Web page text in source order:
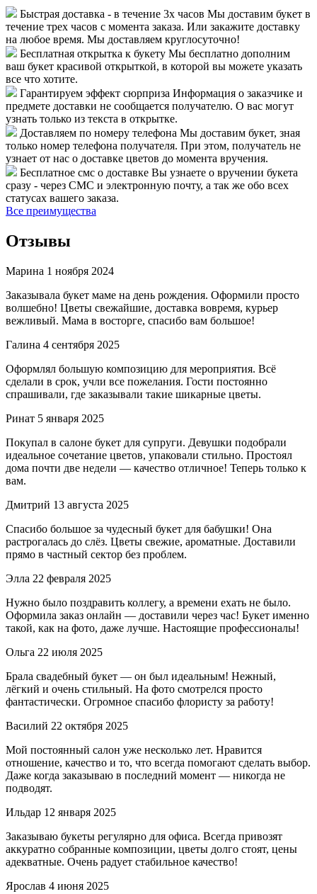
Быстрая доставка - в течение 3х часов Мы доставим букет в
течение трех часов с момента заказа. Или закажите доставку
на любое время. Мы доставляем круглосуточно!
Бесплатная открытка к букету Мы бесплатно дополним
ваш букет красивой открыткой, в которой вы можете указать
все что хотите.
Гарантируем эффект сюрприза Информация о заказчике и
предмете доставки не сообщается получателю. О вас могут
узнать только из текста в открытке.
Доставляем по номеру телефона Мы доставим букет, зная
только номер телефона получателя. При этом, получатель не
узнает от нас о доставке цветов до момента вручения.
Бесплатное смс о доставке Вы узнаете о вручении букета
сразу - через СМС и электронную почту, а так же обо всех
статусах вашего заказа.
Все преимущества
Отзывы
Марина 1 ноября 2024
Заказывала букет маме на день рождения. Оформили просто
волшебно! Цветы свежайшие, доставка вовремя, курьер
вежливый. Мама в восторге, спасибо вам большое!
Галина 4 сентября 2025
Оформлял большую композицию для мероприятия. Всё
сделали в срок, учли все пожелания. Гости постоянно
спрашивали, где заказывали такие шикарные цветы.
Ринат 5 января 2025
Покупал в салоне букет для супруги. Девушки подобрали
идеальное сочетание цветов, упаковали стильно. Простоял
дома почти две недели — качество отличное! Теперь только к
вам.
Дмитрий 13 августа 2025
Спасибо большое за чудесный букет для бабушки! Она
растрогалась до слёз. Цветы свежие, ароматные. Доставили
прямо в частный сектор без проблем.
Элла 22 февраля 2025
Нужно было поздравить коллегу, а времени ехать не было.
Оформила заказ онлайн — доставили через час! Букет именно
такой, как на фото, даже лучше. Настоящие профессионалы!
Ольга 22 июля 2025
Брала свадебный букет — он был идеальным! Нежный,
лёгкий и очень стильный. На фото смотрелся просто
фантастически. Огромное спасибо флористу за работу!
Василий 22 октября 2025
Мой постоянный салон уже несколько лет. Нравится
отношение, качество и то, что всегда помогают сделать выбор.
Даже когда заказываю в последний момент — никогда не
подводят.
Ильдар 12 января 2025
Заказываю букеты регулярно для офиса. Всегда привозят
аккуратно собранные композиции, цветы долго стоят, цены
адекватные. Очень радует стабильное качество!
Ярослав 4 июня 2025